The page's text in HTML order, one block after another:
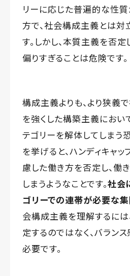
リーに応じた普遍的な性
方で、社会構成主義とは対
す。しかし、本質主義を否
偏りすぎることは危険です。
構成主義よりも、より狭義
を強くした構築主義におい
テゴリーを解体してしまう
を挙げると、ハンディキャ
慮した働き方を否定し、働
しまうようなことです。社会
ゴリーでの連帯が必要な集
会構成主義を理解するには
定するのではなく、バラン
必要です。